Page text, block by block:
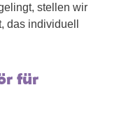
stellen wir
das individuell
für